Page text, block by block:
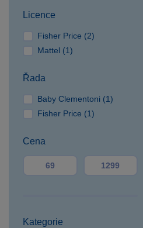
Plaza
SPARKYS Opava OC
Breda&Weinstein
Forum Nová Karolina
SPARKYS Ostrava Outlet
SPARKYS Pardubice OC
SPARKYS Plzeň OC
výdejní místo
Licence
Fisher Price (2)
Mattel (1)
Řada
Baby Clementoni (1)
Fisher Price (1)
Cena
Kategorie